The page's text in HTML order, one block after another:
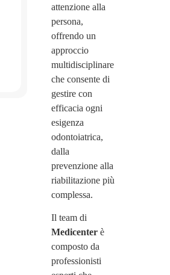
attenzione alla
persona,
offrendo un
approccio
multidisciplinare
che consente di
gestire con
efficacia ogni
esigenza
odontoiatrica,
dalla
prevenzione alla
riabilitazione più
complessa.
Il team di
Medicenter è
composto da
professionisti